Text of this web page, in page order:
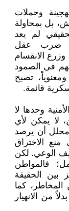
وحملات
بل بمحاولة
لم يعد
ضرب عقل
الانقسام
في الصمود
تصبح
قائمة.
وحدها لا
لا يمكن لأي
أن يرصد
الاختراق
الوعي. لكن
فالمواطن
بين الحقيقة
المخاطر، كما
من الانهيار